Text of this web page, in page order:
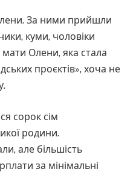
За ними прийшли
куми, чоловіки
мати Олени, яка стала
проєктів», хоча не
сорок сім
родини.
але більшість
за мінімальні